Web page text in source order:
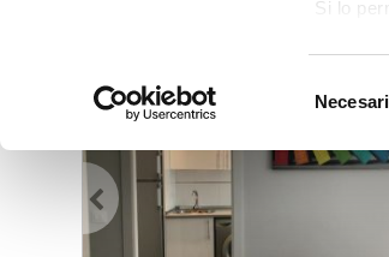
Si lo
en la
e
e